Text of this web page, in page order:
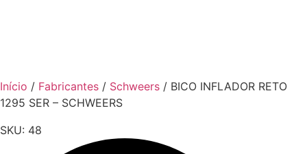
Início / Fabricantes / Schweers / BICO INFLADOR RETO
1295 SER – SCHWEERS
SKU: 48